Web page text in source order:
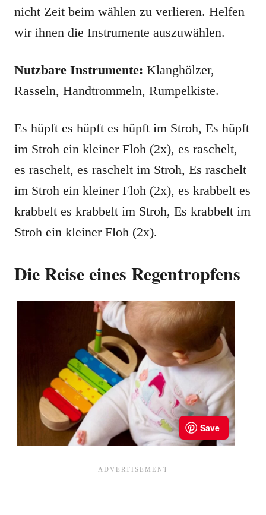
nicht Zeit beim wählen zu verlieren. Helfen
wir ihnen die Instrumente auszuwählen.
Nutzbare Instrumente: Klanghölzer,
Rasseln, Handtrommeln, Rumpelkiste.
Es hüpft es hüpft es hüpft im Stroh, Es hüpft
im Stroh ein kleiner Floh (2x), es raschelt,
es raschelt, es raschelt im Stroh, Es raschelt
im Stroh ein kleiner Floh (2x), es krabbelt es
krabbelt es krabbelt im Stroh, Es krabbelt im
Stroh ein kleiner Floh (2x).
Die Reise eines Regentropfens